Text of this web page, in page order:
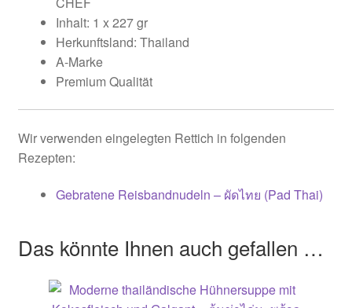
Inhalt: 1 x 227 gr
Herkunftsland: Thailand
A-Marke
Premium Qualität
Wir verwenden eingelegten Rettich in folgenden
Rezepten:
Gebratene Reisbandnudeln – ผัดไทย (Pad Thai)
Das könnte Ihnen auch gefallen …